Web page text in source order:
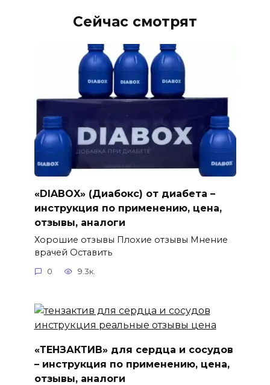
Сейчас смотрят
«DIABOX» (Диабокс) от диабета –
инструкция по применению, цена,
отзывы, аналоги
Хорошие отзывы Плохие отзывы Мнение
врачей Оставить
0 9.3к.
«ТЕНЗАКТИВ» для сердца и сосудов
– инструкция по применению, цена,
отзывы, аналоги